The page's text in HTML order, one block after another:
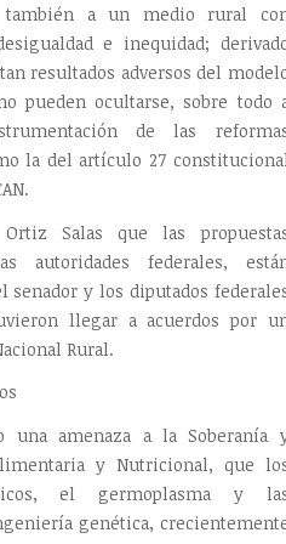
también a un medio rural
e inequidad;
resultados adversos del
pueden ocultarse, sobre todo
de las
la del artículo 27
Salas que las
autoridades federales,
senador y los diputados
llegar a acuerdos por
Rural.
una amenaza a la Soberanía
y Nutricional, que
el germoplasma y
genética,